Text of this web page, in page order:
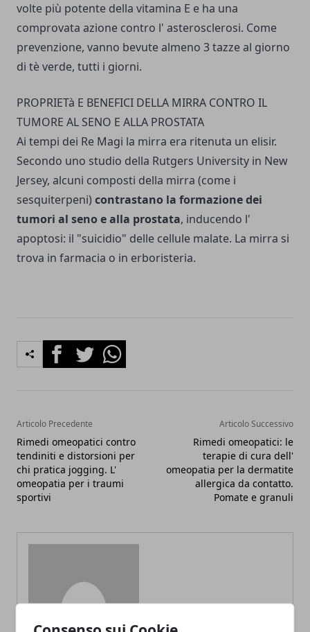
volte più potente della vitamina E e ha una
comprovata azione contro l' asterosclerosi. Come
prevenzione, vanno bevute almeno 3 tazze al giorno
di tè verde, tutti i giorni.
PROPRIETà E BENEFICI DELLA MIRRA CONTRO IL
TUMORE AL SENO E ALLA PROSTATA
Ai tempi dei Re Magi la mirra era ritenuta un elisir.
Secondo uno studio della Rutgers University in New
Jersey, alcuni composti della mirra (come i
sesquiterpeni) contrastano la formazione dei
tumori al seno e alla prostata, inducendo l'
apoptosi: il "suicidio" delle cellu­le malate. La mirra si
trova in farmacia o in erboristeria.
FacebookTwitterWhatsapp
Articolo Precedente
Rimedi omeopatici contro
tendiniti e distorsioni per
chi pratica jogging. L'
omeopatia per i traumi
sportivi
Articolo Successivo
Rimedi omeopatici: le
terapie di cura dell'
omeopatia per la dermatite
allergica da contatto.
Pomate e granuli
Redazione